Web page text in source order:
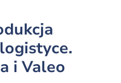
i Valeo